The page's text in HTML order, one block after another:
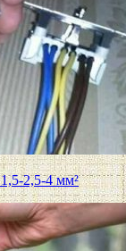
2,5-4 мм²